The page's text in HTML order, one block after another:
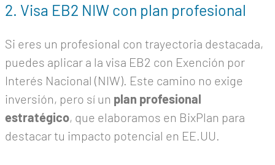
2. Visa EB2 NIW con plan profesional
Si eres un profesional con trayectoria destacada,
puedes aplicar a la visa EB2 con Exención por
Interés Nacional (NIW). Este camino no exige
inversión, pero sí un plan profesional
estratégico, que elaboramos en BixPlan para
destacar tu impacto potencial en EE.UU.